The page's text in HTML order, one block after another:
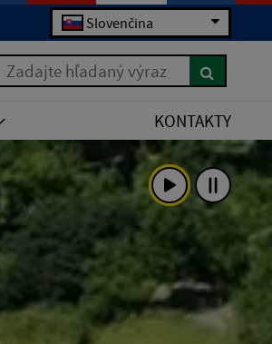
Slovenčina
Zadajte hľadaný výraz
KONTAKTY